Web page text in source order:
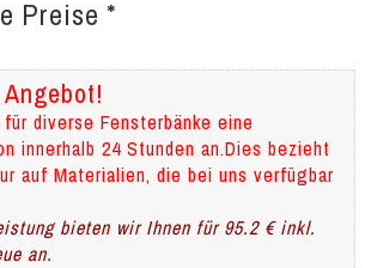
Preise *
diverse Fensterbänke eine
innerhalb 24 Stunden an.Dies bezieht
auf Materialien, die bei uns verfügbar
bieten wir Ihnen für 95.2 € inkl.
an.